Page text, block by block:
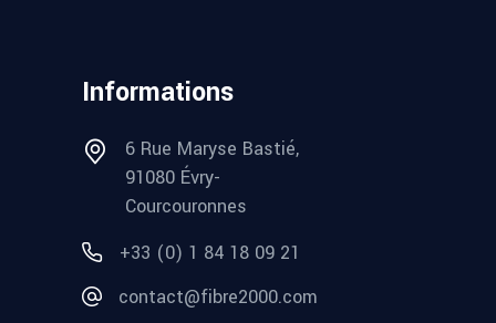
Informations
6 Rue Maryse Bastié,
91080 Évry-
Courcouronnes
+33 (0) 1 84 18 09 21
contact@fibre2000.com